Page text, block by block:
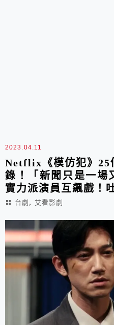
2023.04.11
Netflix《模仿犯》25
錄！「新聞只是一
實力派演員互飆戲！
台劇 , 艾看影劇